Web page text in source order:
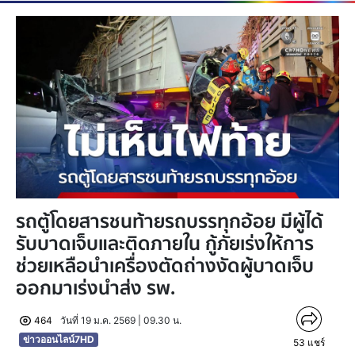
รถตู้โดยสารชนท้ายรถบรรทุกอ้อย มีผู้ได้
รับบาดเจ็บและติดภายใน กู้ภัยเร่งให้การ
ช่วยเหลือนำเครื่องตัดถ่างงัดผู้บาดเจ็บ
ออกมาเร่งนำส่ง รพ.
464
วันที่ 19 ม.ค. 2569 | 09.30 น.
ข่าวออนไลน์7HD
53 แชร์